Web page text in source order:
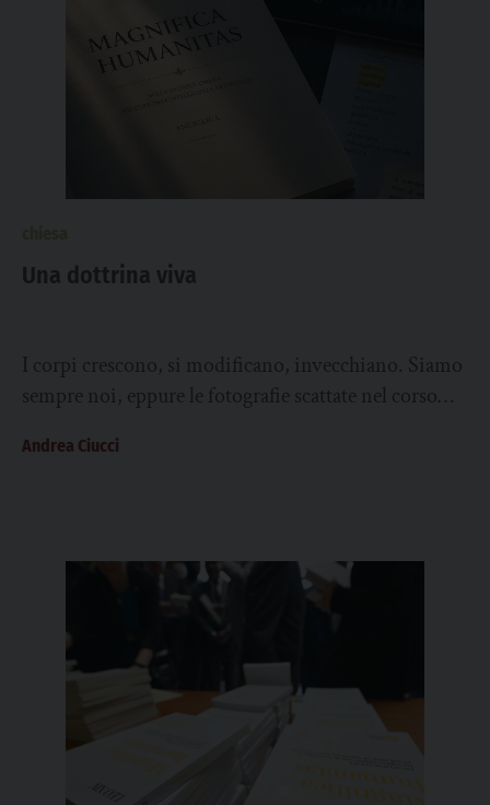
Una dottrina viva
I corpi crescono, si modificano, invecchiano. Siamo
sempre noi, eppure le fotografie scattate nel corso
Andrea Ciucci